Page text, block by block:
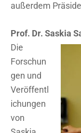
außerdem
Prof. Dr. Saskia
Die
Forschun
gen und
Veröffentl
ichungen
von